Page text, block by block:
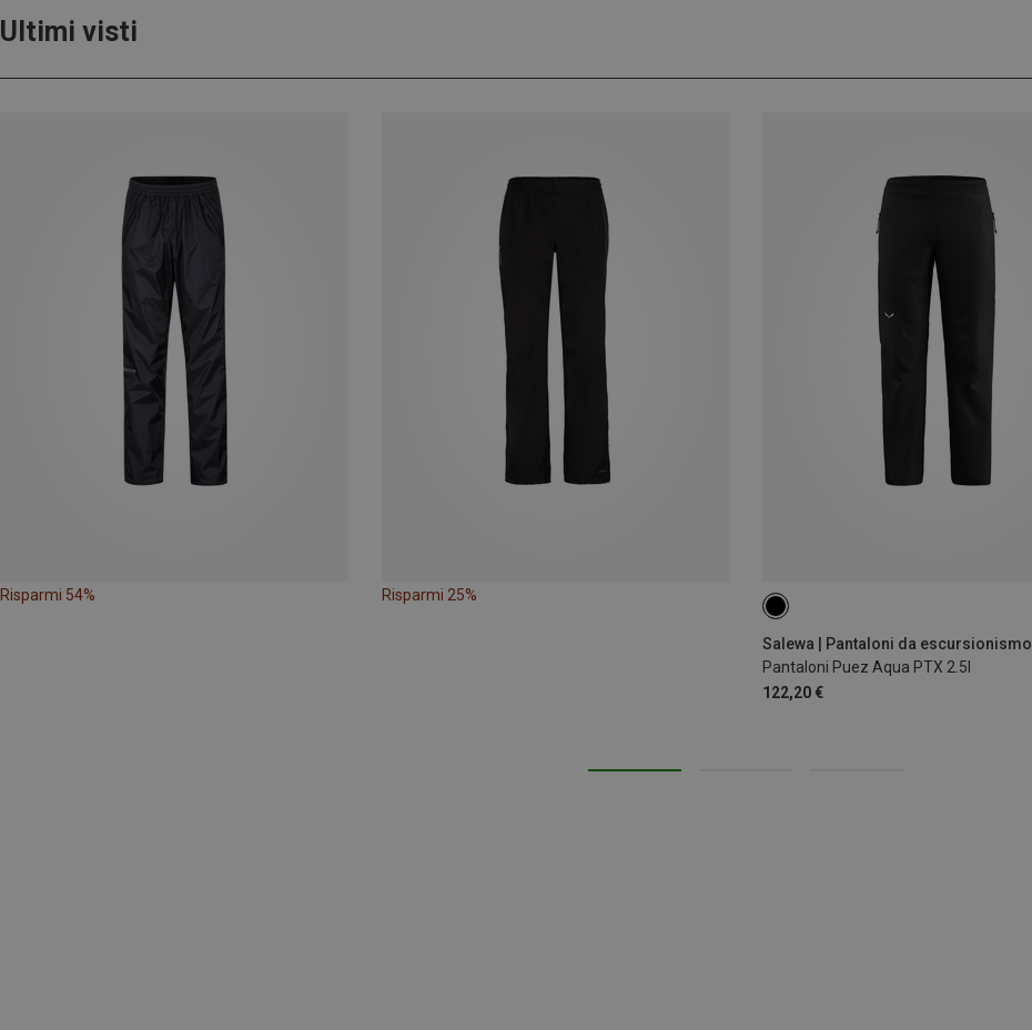
Ultimi visti
Risparmi 54% Risparmi 25%
Salewa | Pantaloni da escursionismo
Pantaloni Puez Aqua PTX 2.5l
122,20 €
XS